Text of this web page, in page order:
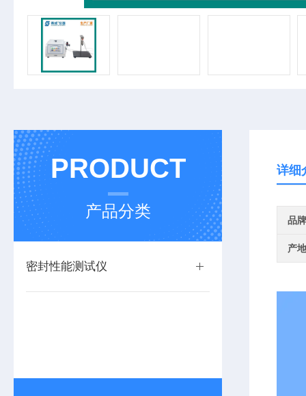
PRODUCT
产品分类
密封性能测试仪
详细
品牌
产